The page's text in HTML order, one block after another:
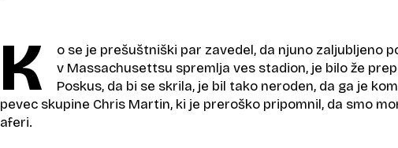
K
o se je prešuštniški par zavedel, da njuno zaljubljeno
v Massachusettsu spremlja ves stadion, je bilo že
Poskus, da bi se skrila, je bil tako neroden, da ga je
pevec skupine Chris Martin, ki je preroško pripomnil, da smo
aferi.